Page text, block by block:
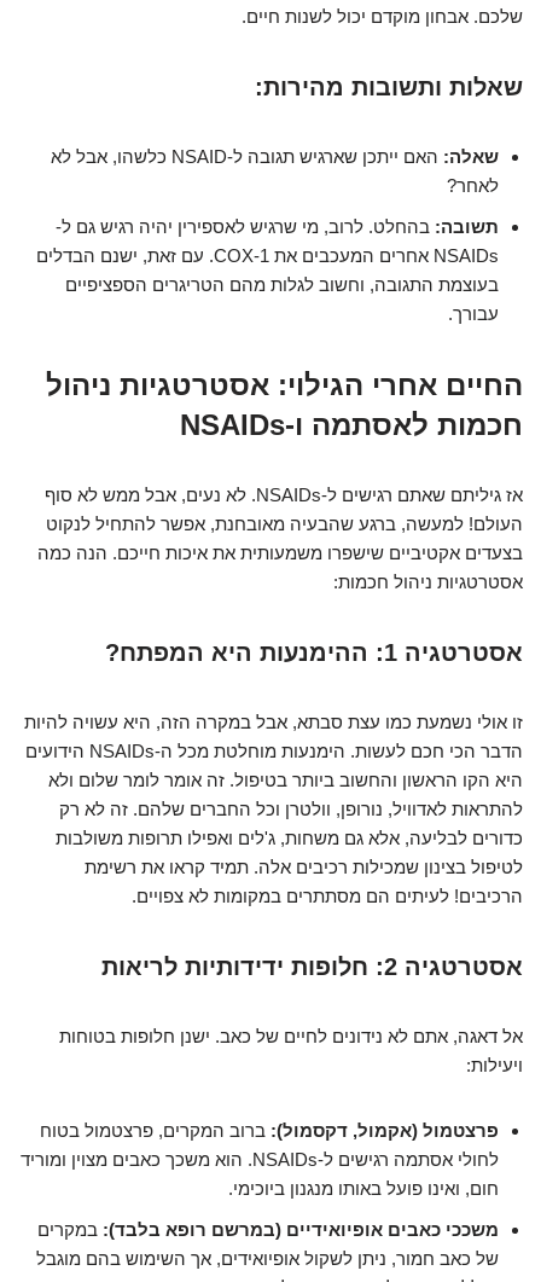
שלכם. אבחון מוקדם יכול לשנות חיים.
שאלות ותשובות מהירות:
שאלה:
האם ייתכן שארגיש תגובה ל-NSAID כלשהו, אבל לא
לאחר?
תשובה: בהחלט. לרוב, מי שרגיש לאספירין יהיה רגיש גם ל-
NSAIDs אחרים המעכבים את COX-1. עם זאת, ישנם הבדלים
בעוצמת התגובה, וחשוב לגלות מהם הטריגרים הספציפיים
עבורך.
החיים אחרי הגילוי: אסטרטגיות ניהול
חכמות לאסתמה ו-NSAIDs
אז גיליתם שאתם רגישים ל-NSAIDs. לא נעים, אבל ממש לא סוף
העולם! למעשה, ברגע שהבעיה מאובחנת, אפשר להתחיל לנקוט
בצעדים אקטיביים שישפרו משמעותית את איכות חייכם. הנה כמה
אסטרטגיות ניהול חכמות:
אסטרטגיה 1: ההימנעות היא המפתח?
זו אולי נשמעת כמו עצת סבתא, אבל במקרה הזה, היא עשויה להיות
הדבר הכי חכם לעשות. הימנעות מוחלטת מכל ה-NSAIDs הידועים
היא הקו הראשון והחשוב ביותר בטיפול. זה אומר לומר שלום ולא
להתראות לאדוויל, נורופן, וולטרן וכל החברים שלהם. זה לא רק
כדורים לבליעה, אלא גם משחות, ג'לים ואפילו תרופות משולבות
לטיפול בצינון שמכילות רכיבים אלה. תמיד קראו את רשימת
הרכיבים! לעיתים הם מסתתרים במקומות לא צפויים.
אסטרטגיה 2: חלופות ידידותיות לריאות
אל דאגה, אתם לא נידונים לחיים של כאב. ישנן חלופות בטוחות
ויעילות:
פרצטמול (אקמול, דקסמול): ברוב המקרים, פרצטמול בטוח
לחולי אסתמה רגישים ל-NSAIDs. הוא משכך כאבים מצוין ומוריד
חום, ואינו פועל באותו מנגנון ביוכימי.
משככי כאבים אופיואידיים (במרשם רופא בלבד): במקרים
של כאב חמור, ניתן לשקול אופיואידים, אך השימוש בהם מוגבל